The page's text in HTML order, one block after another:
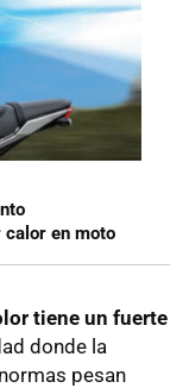
calor en moto
tiene un fuerte
donde la
pesan